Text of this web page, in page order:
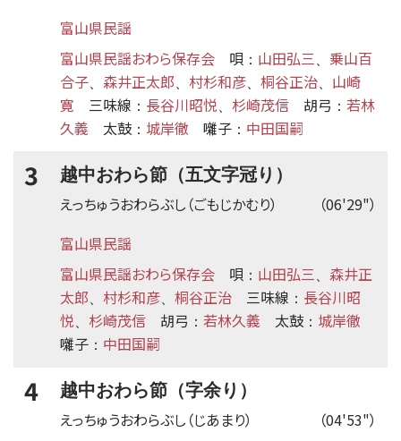
富山県民謡
富山県民謡おわら保存会
唄 ： 山田弘三
乗山百
合子
森井正太郎 村杉和彦 桐谷正治
山崎
寛
三味線 ： 長谷川昭悦 杉崎茂信 胡弓 ： 若林
久義
太鼓 ： 城岸徹 囃子 ： 中田国嗣
3 越中おわら節（五文字冠り）
（06'29"）
えっちゅうおわらぶし（ごもじかむり）
富山県民謡
富山県民謡おわら保存会
唄 ： 山田弘三
森井正
太郎
村杉和彦 桐谷正治 三味線 ： 長谷川昭
悦
杉崎茂信 胡弓 ： 若林久義 太鼓 ： 城岸徹
囃子 ： 中田国嗣
4 越中おわら節（字余り）
（04'53"）
えっちゅうおわらぶし（じあまり）